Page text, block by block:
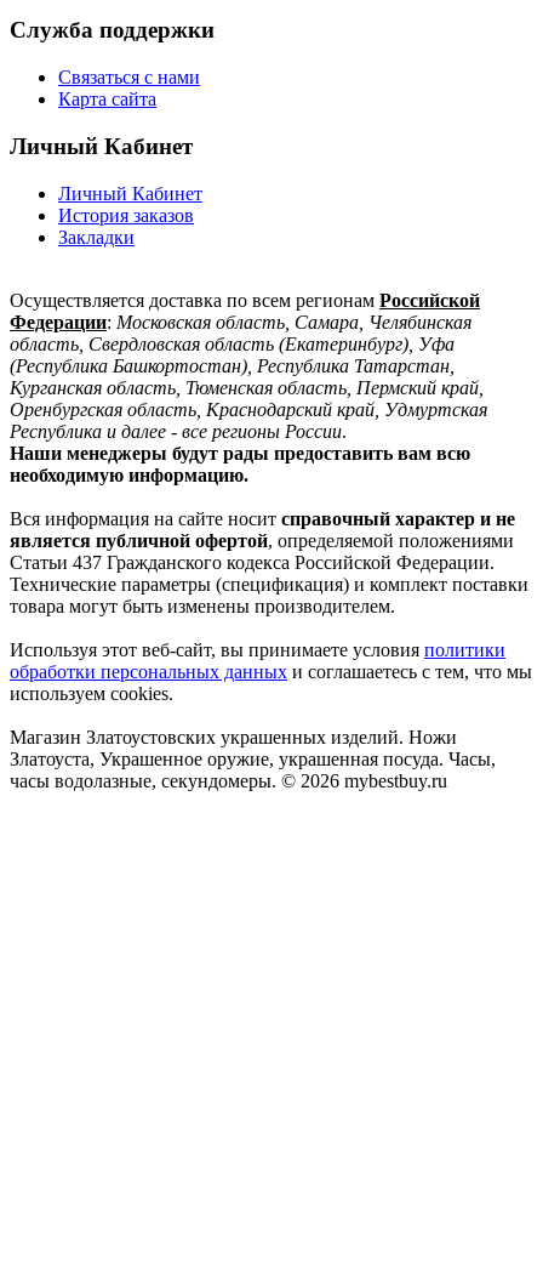
Служба поддержки
Связаться с нами
Карта сайта
Личный Кабинет
Личный Кабинет
История заказов
Закладки
Осуществляется доставка по всем регионам Российской
Федерации: Московская область, Самара, Челябинская
область, Свердловская область (Екатеринбург), Уфа
(Республика Башкортостан), Республика Татарстан,
Курганская область, Тюменская область, Пермский край,
Оренбургская область, Краснодарский край, Удмуртская
Республика и далее - все регионы России.
Наши менеджеры будут рады предоставить вам всю
необходимую информацию.
Вся информация на сайте носит справочный характер и не
является публичной офертой, определяемой положениями
Статьи 437 Гражданского кодекса Российской Федерации.
Технические параметры (спецификация) и комплект поставки
товара могут быть изменены производителем.
Используя этот веб-сайт, вы принимаете условия политики
обработки персональных данных и соглашаетесь с тем, что мы
используем cookies.
Магазин Златоустовских украшенных изделий. Ножи
Златоуста, Украшенное оружие, украшенная посуда. Часы,
часы водолазные, секундомеры. © 2026 mybestbuy.ru